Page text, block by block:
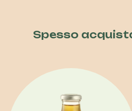
Spesso